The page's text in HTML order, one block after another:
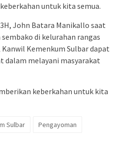
untuk kita semua.
John Batara Manikallo saat
di kelurahan rangas
Kemenkum Sulbar dapat
dalam melayani masyarakat
keberkahan untuk kita
Sulbar
Pengayoman